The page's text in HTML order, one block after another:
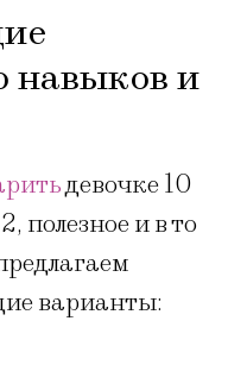
навыков и
девочке 10
полезное и в то
варианты: